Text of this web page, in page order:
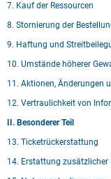
7. Kauf der Ressourcen
8. Stornierung der
9. Haftung und
10. Umstände höherer
11. Aktionen, Änderungen
12. Vertraulichkeit von
II. Besonderer Teil
13. Ticketrückerstattung
14. Erstattung zusätzlicher